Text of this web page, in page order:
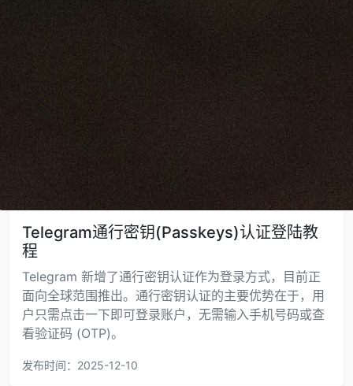
Telegram通行密钥(Passkeys)认证登陆教
程
Telegram 新增了通行密钥认证作为登录方式，目前正
面向全球范围推出。通行密钥认证的主要优势在于，用
户只需点击一下即可登录账户，无需输入手机号码或查
看验证码 (OTP)。
发布时间：2025-12-10